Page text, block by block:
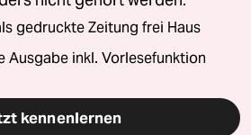
gedruckte Zeitung frei Haus
Ausgabe inkl. Vorlesefunktion
kennenlernen